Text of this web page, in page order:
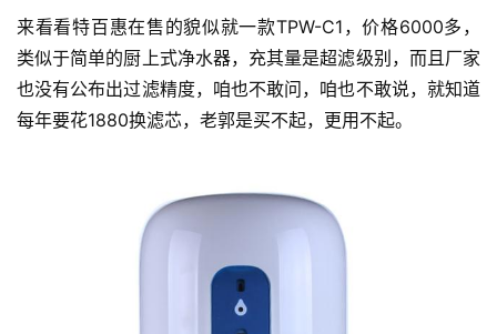
来看看特百惠在售的貌似就一款TPW-C1，价格6000多，
类似于简单的厨上式净水器，充其量是超滤级别，而且厂家
也没有公布出过滤精度，咱也不敢问，咱也不敢说，就知道
每年要花1880换滤芯，老郭是买不起，更用不起。